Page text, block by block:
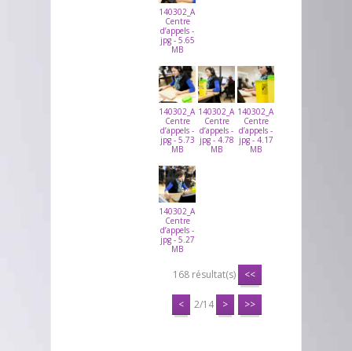
140302_ARVATO_CALLCENTER_04DASTRI
Centre
d’appels -
jpg - 5.65
MB
140302_ARVATO_CALLCENTER_05DASTRI
Centre
d’appels -
jpg - 5.73
MB
140302_ARVATO_CALLCENTER_06DASTRI
Centre
d’appels -
jpg - 4.78
MB
Centre
d’appels -
jpg - 4.17
MB
140302_ARVATO_CALLCENTER_08DASTRI
Centre
d’appels -
jpg - 5.27
MB
168 résultat(s) <<
< 2/14 > >>